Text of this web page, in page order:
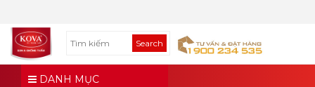
Search
DANH MỤC